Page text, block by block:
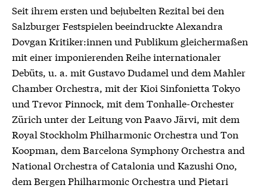
Seit ihrem ersten und bejubelten Rezital bei den
Salzburger Festspielen beeindruckte Alexandra
Dovgan Kritiker:innen und Publikum gleichermaßen
mit einer imponierenden Reihe internationaler
Debüts, u. a. mit Gustavo Dudamel und dem Mahler
Chamber Orchestra, mit der Kioi Sinfonietta Tokyo
und Trevor Pinnock, mit dem Tonhalle-Orchester
Zürich unter der Leitung von Paavo Järvi, mit dem
Royal Stockholm Philharmonic Orchestra und Ton
Koopman, dem Barcelona Symphony Orchestra and
National Orchestra of Catalonia und Kazushi Ono,
dem Bergen Philharmonic Orchestra und Pietari